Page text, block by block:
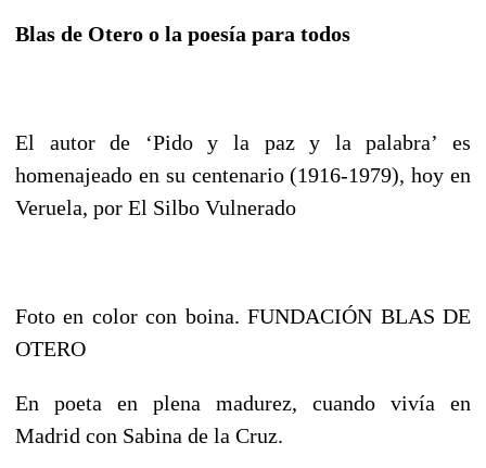
Blas de Otero o la poesía para todos
El autor de ‘Pido y la paz y la palabra’ es
homenajeado en su centenario (1916-1979), hoy en
Veruela, por El Silbo Vulnerado
Foto en color con boina. FUNDACIÓN BLAS DE
OTERO
En poeta en plena madurez, cuando vivía en
Madrid con Sabina de la Cruz.